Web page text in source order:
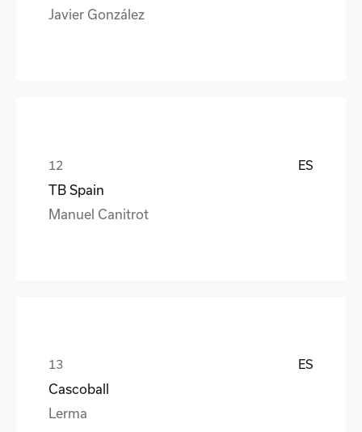
Javier González
ES
TB Spain
Manuel Canitrot
ES
Cascoball
Lerma